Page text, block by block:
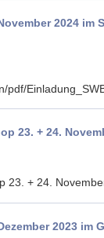
2024 im
pdf/
23. + 24.
23. + 24.
2023 im